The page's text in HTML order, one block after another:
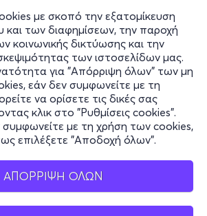
με σκοπό την εξατομίκευση
και των διαφημίσεων, την παροχή
κοινωνικής δικτύωσης και την
των ιστοσελίδων μας.
για "Απόρριψη όλων" των μη
εάν δεν συμφωνείτε με τη
να ορίσετε τις δικές σας
κλικ στο "Ρυθμίσεις cookies".
συμφωνείτε με τη χρήση των cookies,
επιλέξετε "Αποδοχή όλων".
ΑΠΟΡΡΙΨΗ ΟΛΩΝ